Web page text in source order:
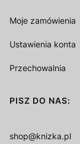
Moje zamówienia
Ustawienia konta
Przechowalnia
PISZ DO NAS:
shop@knizka.pl